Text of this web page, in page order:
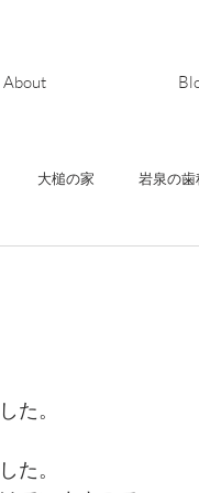
About
大槌の家 岩泉の歯
た。
た。